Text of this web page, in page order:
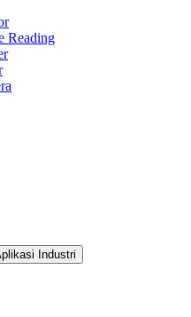
Reading
Industri